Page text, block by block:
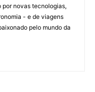
por novas tecnologias,
- e de viagens
pelo mundo da